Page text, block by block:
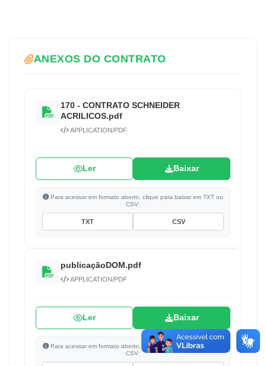
ANEXOS DO CONTRATO
170 - CONTRATO SCHNEIDER
ACRILICOS.pdf
APPLICATION/PDF
Ler Baixar
Para acessar em formato aberto, clique para baixar em TXT ou
CSV:
TXT CSV
publicaçãoDOM.pdf
APPLICATION/PDF
Ler Baixar
Para acessar em formato aberto, clique para baixar em TXT ou
CSV: